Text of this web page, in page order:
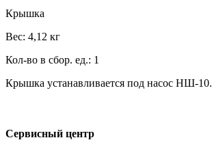
Крышка
Вес: 4,12 кг
Кол-во в сбор. ед.: 1
Крышка устанавливается под насос НШ-10.
Сервисный центр